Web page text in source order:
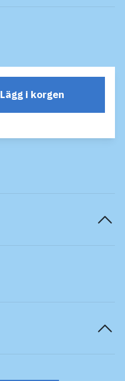
Lägg i korgen